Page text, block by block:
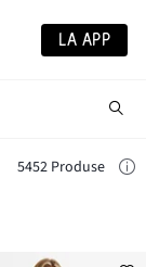
LA APP
5452 Produse